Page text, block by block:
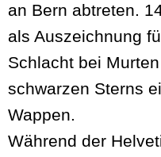
an Bern abtreten.
als Auszeichnung
Schlacht bei
schwarzen Sterns
Wappen.
Während der